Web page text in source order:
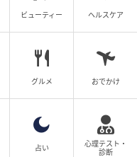
んが、酔って買って
の数なんと135個、
うです。家族4人で
ね。
約500円という高級ド
お姉さんも、驚きの
ょう。
ビューティー ヘルスケア
グルメ おでかけ
占い
心理テスト・
診断